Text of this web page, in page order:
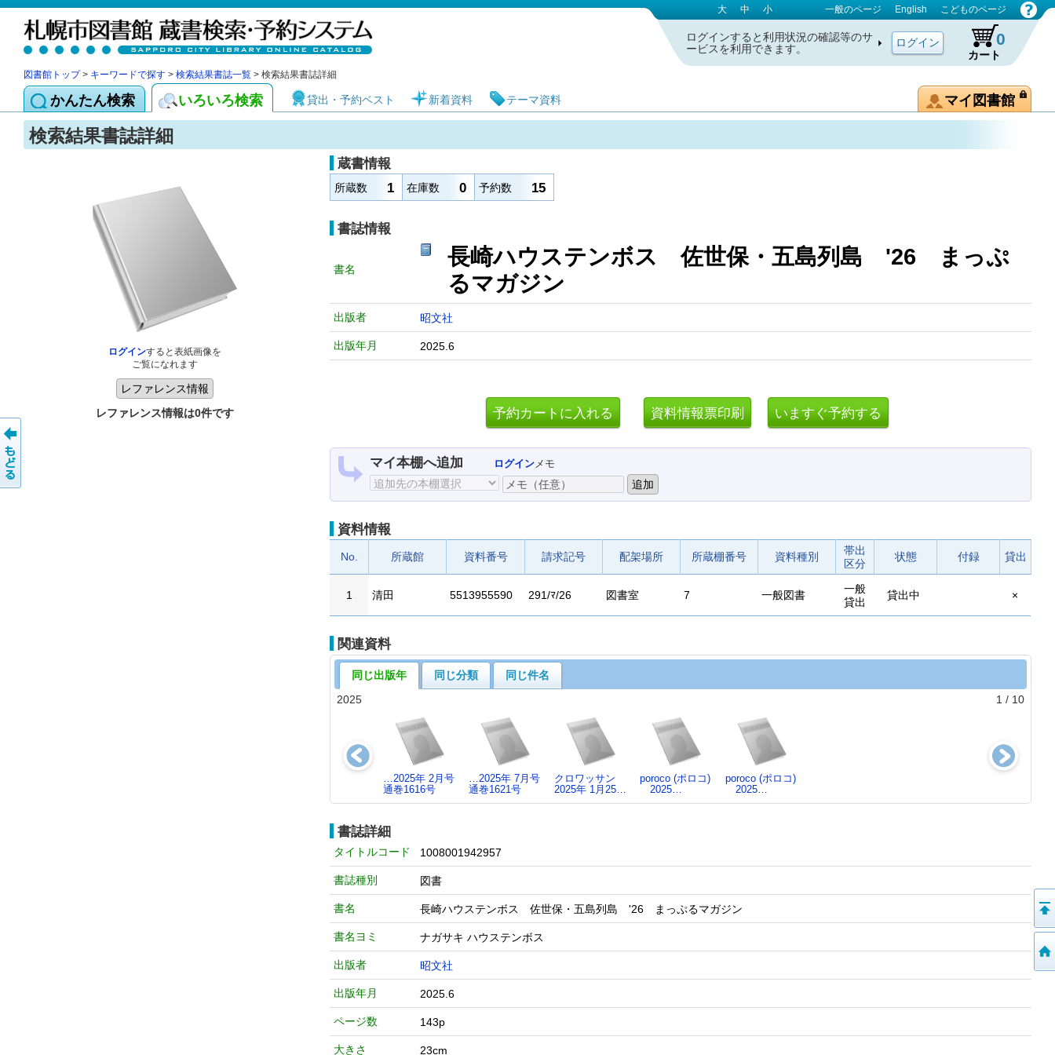
札幌市図書館 蔵書検索・予約システム 大 中 小 一般のページ English こどものページ
ログインすると利用状況の確認等のサ
ービスを利用できます。
カート
0
図書館トップ> キーワードで探す > 検索結果書誌一覧 > 検索結果書誌詳細
かんたん検索 いろいろ検索 貸出・予約ベスト 新着資料 テーマ資料 マイ図書館
検索結果書誌詳細
ログインすると表紙画像を
ご覧になれます
レファレンス情報は0件です
蔵書情報
所蔵数 1 在庫数 0 予約数 15
書誌情報
書名
長崎ハウステンボス 佐世保・五島列島 '26 まっぷ
るマガジン
出版者 昭文社
出版年月 2025.6
マイ本棚へ追加 ログインメモ
資料情報
No. 所蔵館 資料番号 請求記号 配架場所 所蔵棚番号 資料種別
帯出
区分
状態 付録 貸出
1 清田 5513955590 291/ﾏ/26 図書室 7 一般図書
一般
貸出
貸出中 ×
関連資料
同じ出版年 同じ分類
同じ件名
2025
1 / 10
…2025年 2月号
通巻1616号
…2025年 7月号
通巻1621号
クロワッサン
2025年 1月25…
poroco (ポロコ)
2025…
poroco (ポロコ)
2025…
書誌詳細
タイトルコード 1008001942957
書誌種別 図書
書名 長崎ハウステンボス 佐世保・五島列島 '26 まっぷるマガジン
書名ヨミ ナガサキ ハウステンボス
出版者 昭文社
出版年月 2025.6
ページ数 143p
大きさ 23cm